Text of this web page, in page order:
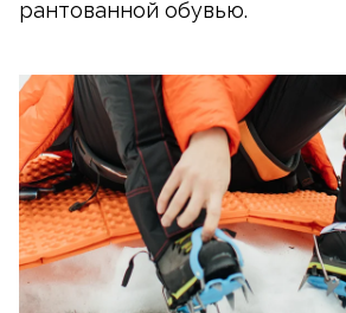
рантованной обувью.